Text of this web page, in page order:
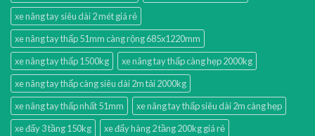
xe nâng tay siêu dài 2 mét giá rẻ
xe nâng tay thấp 51mm càng rộng 685x1220mm
xe nâng tay thấp 1500kg
xe nâng tay thấp càng hẹp 2000kg
xe nâng tay thấp càng siêu dài 2m tải 2000kg
xe nâng tay thấp nhất 51mm
xe nâng tay thấp siêu dài 2m càng hẹp
xe đẩy 3 tầng 150kg
xe đẩy hàng 2 tầng 200kg giá rẻ